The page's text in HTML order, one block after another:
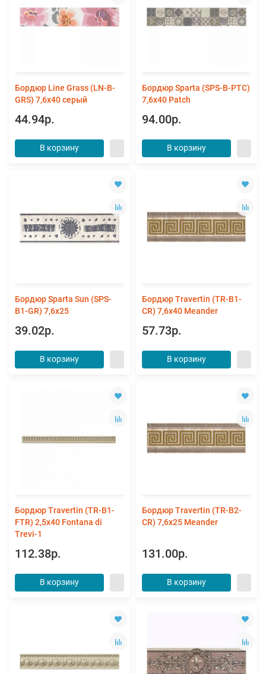
Бордюр Line Grass (LN-B-
GRS) 7,6x40 серый
44.94р.
В корзину
Бордюр Sparta (SPS-B-PTC)
7,6х40 Patch
94.00р.
В корзину
Бордюр Sparta Sun (SPS-
B1-GR) 7,6x25
39.02р.
В корзину
Бордюр Travertin (TR-B1-
CR) 7,6x40 Meander
57.73р.
В корзину
Бордюр Travertin (TR-B1-
FTR) 2,5x40 Fontana di
Trevi-1
112.38р.
В корзину
Бордюр Travertin (TR-B2-
CR) 7,6x25 Meander
131.00р.
В корзину